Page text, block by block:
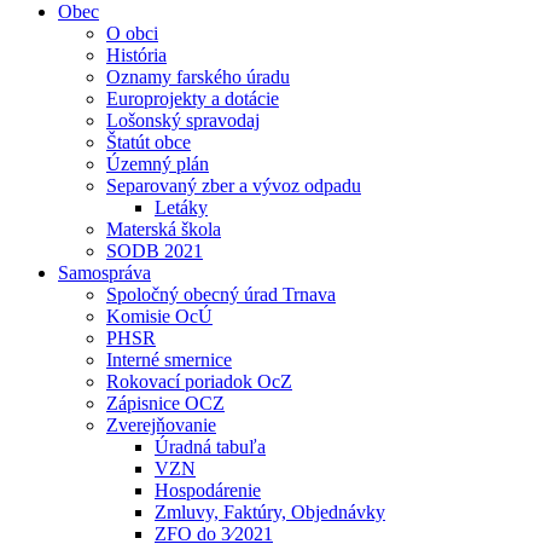
Obec
O obci
História
Oznamy farského úradu
Europrojekty a dotácie
Lošonský spravodaj
Štatút obce
Územný plán
Separovaný zber a vývoz odpadu
Letáky
Materská škola
SODB 2021
Samospráva
Spoločný obecný úrad Trnava
Komisie OcÚ
PHSR
Interné smernice
Rokovací poriadok OcZ
Zápisnice OCZ
Zverejňovanie
Úradná tabuľa
VZN
Hospodárenie
Zmluvy, Faktúry, Objednávky
ZFO do 3⁄2021